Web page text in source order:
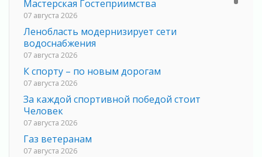
Мастерская Гостеприимства
07 августа 2026
Ленобласть модернизирует сети
водоснабжения
07 августа 2026
К спорту – по новым дорогам
07 августа 2026
За каждой спортивной победой стоит
Человек
07 августа 2026
Газ ветеранам
07 августа 2026